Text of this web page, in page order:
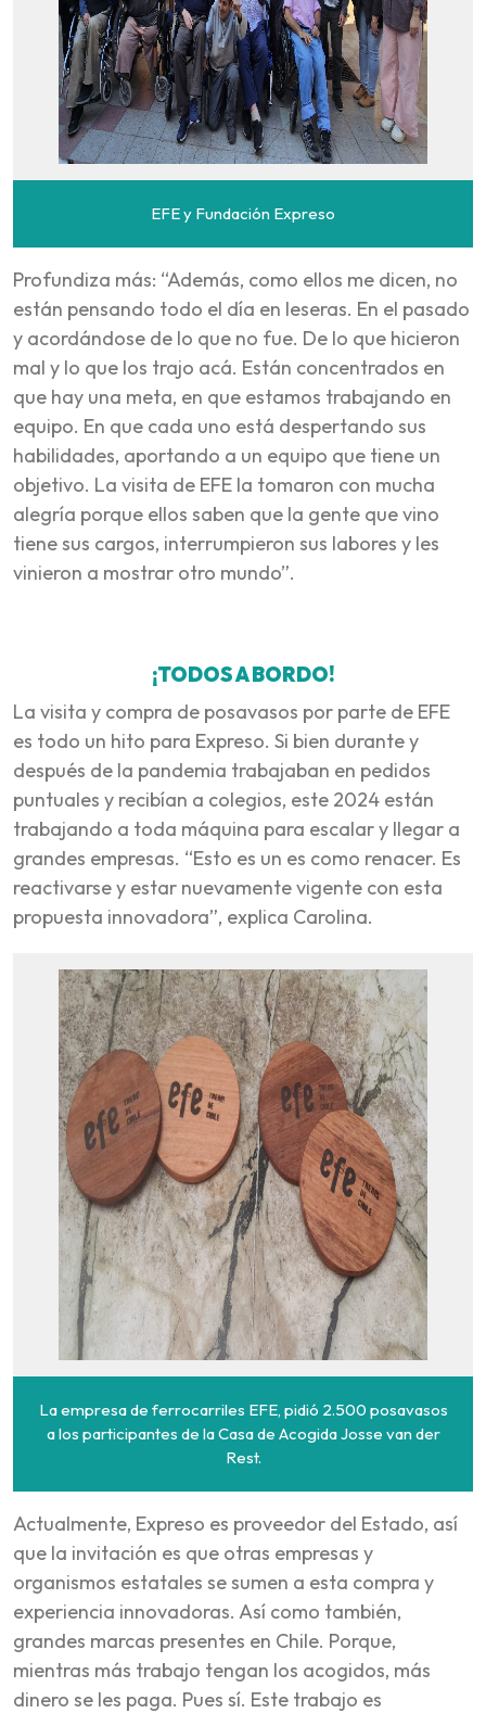
EFE y Fundación Expreso
Profundiza más: “Además, como ellos me dicen, no
están pensando todo el día en leseras. En el pasado
y acordándose de lo que no fue. De lo que hicieron
mal y lo que los trajo acá. Están concentrados en
que hay una meta, en que estamos trabajando en
equipo. En que cada uno está despertando sus
habilidades, aportando a un equipo que tiene un
objetivo. La visita de EFE la tomaron con mucha
alegría porque ellos saben que la gente que vino
tiene sus cargos, interrumpieron sus labores y les
vinieron a mostrar otro mundo”.
¡TODOS A BORDO!
La visita y compra de posavasos por parte de EFE
es todo un hito para Expreso. Si bien durante y
después de la pandemia trabajaban en pedidos
puntuales y recibían a colegios, este 2024 están
trabajando a toda máquina para escalar y llegar a
grandes empresas. “Esto es un es como renacer. Es
reactivarse y estar nuevamente vigente con esta
propuesta innovadora”, explica Carolina.
La empresa de ferrocarriles EFE, pidió 2.500 posavasos
a los participantes de la Casa de Acogida Josse van der
Rest.
Actualmente, Expreso es proveedor del Estado, así
que la invitación es que otras empresas y
organismos estatales se sumen a esta compra y
experiencia innovadoras. Así como también,
grandes marcas presentes en Chile. Porque,
mientras más trabajo tengan los acogidos, más
dinero se les paga. Pues sí. Este trabajo es